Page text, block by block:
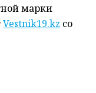
марки
Vestnik19.kz со